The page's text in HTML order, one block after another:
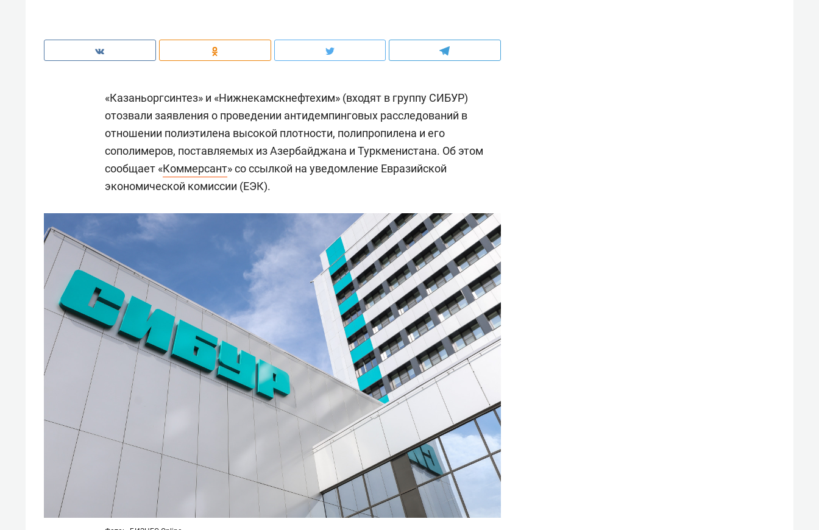
«Казаньоргсинтез» и «Нижнекамскнефтехим» (входят в группу СИБУР)
отозвали заявления о проведении антидемпинговых расследований в
отношении полиэтилена высокой плотности, полипропилена и его
сополимеров, поставляемых из Азербайджана и Туркменистана. Об этом
сообщает «Коммерсант» со ссылкой на уведомление Евразийской
экономической комиссии (ЕЭК).